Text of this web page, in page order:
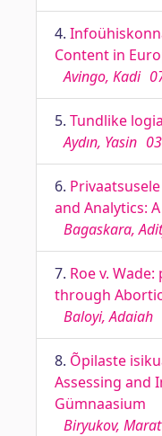
4.
Content in
Avingo, Kadi
5. Tundlike
Aydın, Yasin
6.
and Analytics:
Bagaskara,
7. Roe v.
through
Baloyi, Adaiah
8. Õpilaste
Assessing and
Gümnaasium
Biryukov, Marat